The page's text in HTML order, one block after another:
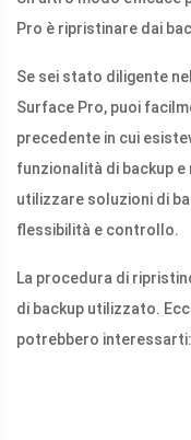
Pro è ripristinare dai
Se sei stato diligente
Surface Pro, puoi
precedente in cui
funzionalità di backup
utilizzare soluzioni di
flessibilità e controllo.
La procedura di
di backup utilizzato.
potrebbero interessarti: